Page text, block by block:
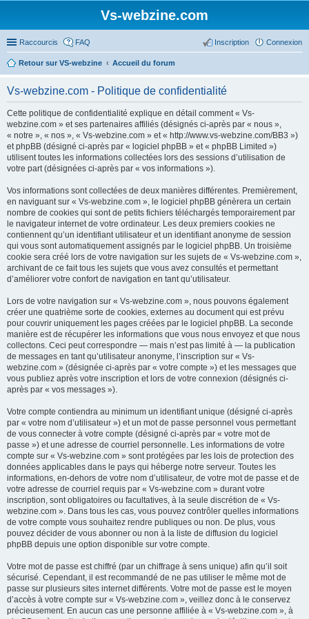
Vs-webzine.com
Raccourcis FAQ Connexion
Inscription
Retour sur VS-webzine Accueil du forum
Vs-webzine.com - Politique de confidentialité
Cette politique de confidentialité explique en détail comment « Vs-
webzine.com » et ses partenaires affiliés (désignés ci-après par « nous »,
« notre », « nos », « Vs-webzine.com » et « http://www.vs-webzine.com/BB3 »)
et phpBB (désigné ci-après par « logiciel phpBB » et « phpBB Limited »)
utilisent toutes les informations collectées lors des sessions d’utilisation de
votre part (désignées ci-après par « vos informations »).
Vos informations sont collectées de deux manières différentes. Premièrement,
en naviguant sur « Vs-webzine.com », le logiciel phpBB génèrera un certain
nombre de cookies qui sont de petits fichiers téléchargés temporairement par
le navigateur internet de votre ordinateur. Les deux premiers cookies ne
contiennent qu’un identifiant utilisateur et un identifiant anonyme de session
qui vous sont automatiquement assignés par le logiciel phpBB. Un troisième
cookie sera créé lors de votre navigation sur les sujets de « Vs-webzine.com »,
archivant de ce fait tous les sujets que vous avez consultés et permettant
d’améliorer votre confort de navigation en tant qu’utilisateur.
Lors de votre navigation sur « Vs-webzine.com », nous pouvons également
créer une quatrième sorte de cookies, externes au document qui est prévu
pour couvrir uniquement les pages créées par le logiciel phpBB. La seconde
manière est de récupérer les informations que vous nous envoyez et que nous
collectons. Ceci peut correspondre — mais n’est pas limité à — la publication
de messages en tant qu’utilisateur anonyme, l’inscription sur « Vs-
webzine.com » (désignée ci-après par « votre compte ») et les messages que
vous publiez après votre inscription et lors de votre connexion (désignés ci-
après par « vos messages »).
Votre compte contiendra au minimum un identifiant unique (désigné ci-après
par « votre nom d’utilisateur ») et un mot de passe personnel vous permettant
de vous connecter à votre compte (désigné ci-après par « votre mot de
passe ») et une adresse de courriel personnelle. Les informations de votre
compte sur « Vs-webzine.com » sont protégées par les lois de protection des
données applicables dans le pays qui héberge notre serveur. Toutes les
informations, en-dehors de votre nom d’utilisateur, de votre mot de passe et de
votre adresse de courriel requis par « Vs-webzine.com » durant votre
inscription, sont obligatoires ou facultatives, à la seule discrétion de « Vs-
webzine.com ». Dans tous les cas, vous pouvez contrôler quelles informations
de votre compte vous souhaitez rendre publiques ou non. De plus, vous
pouvez décider de vous abonner ou non à la liste de diffusion du logiciel
phpBB depuis une option disponible sur votre compte.
Votre mot de passe est chiffré (par un chiffrage à sens unique) afin qu’il soit
sécurisé. Cependant, il est recommandé de ne pas utiliser le même mot de
passe sur plusieurs sites internet différents. Votre mot de passe est le moyen
d’accès à votre compte sur « Vs-webzine.com », veillez donc à le conservez
précieusement. En aucun cas une personne affiliée à « Vs-webzine.com », à